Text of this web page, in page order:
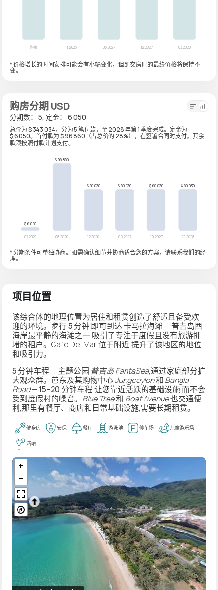
* 价格增长的时间安排可能会有小幅变化，但到交房时的最终价格将保持不
变。
购房分期 USD
分期数： 5, 定金： 6 050
总价为 $ 343 034，分为 5 笔付款，至 2028 年第 1 季度完成。定金为
$ 6 050。首付款为 $ 96 860（占总价的 28%），在签署合同时支付。其余
款项按照付款计划支付。
* 分期条件可单独协商。如需确认细节并协商适合您的方案，请联系我们的经
理。
项目位置
该综合体的地理位置为居住和租赁创造了舒适且备受欢
迎的环境。 步行 5 分钟 即可到达卡马拉海滩 — 普吉岛西
海岸最平静的海滩之一,吸引了专注于度假且没有旅游拥
堵的租户。Cafe Del Mar 位于附近,提升了该地区的地位
和吸引力。
5 分钟车程 — 主题公园 普吉岛 FantaSea,通过家庭部分扩
大观众群。芭东及其购物中心Jungceylon和 Bangla
Road—15–20 分钟车程,让您靠近活跃的基础设施,而不会
受到度假村的噪音。 Blue Tree和 Boat Avenue也交通便
利,那里有餐厅、商店和日常基础设施,需要长期租赁。
健身房 安保 餐厅 游泳池 停车场 儿童游乐场
酒吧